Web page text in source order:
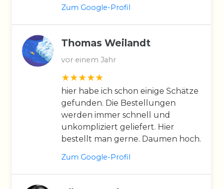
Zum Google-Profil
Thomas Weilandt
vor einem Jahr
hier habe ich schon einige Schätze
gefunden. Die Bestellungen
werden immer schnell und
unkompliziert geliefert. Hier
bestellt man gerne. Daumen hoch.
Zum Google-Profil